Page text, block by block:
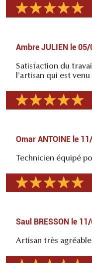
Ambre JULIEN le 05/
Satisfaction du
l'artisan qui est venu
Omar ANTOINE le
Technicien équipé
Saul BRESSON le
Artisan très agréable